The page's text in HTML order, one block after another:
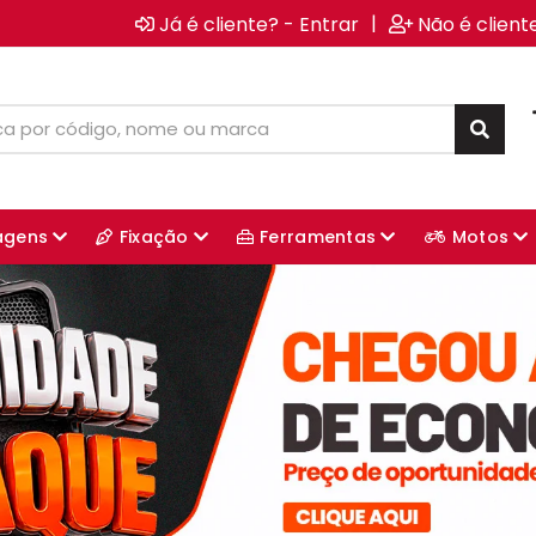
Já é cliente? - Entrar | Não é
Fixação Ferramentas Motos